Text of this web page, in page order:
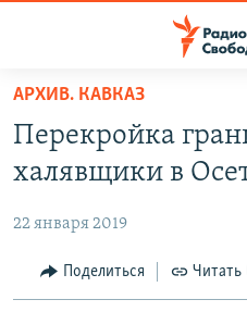
упрощенного
доступа
основному
Вернутся
ПОДКАСТЫ
ЦИТАТЫ СВОБОДЫ
МНЕНИЯ
АРХИВ. КАВКАЗ
Перекройка
халявщики в
22 января 2019
Поделиться Читать